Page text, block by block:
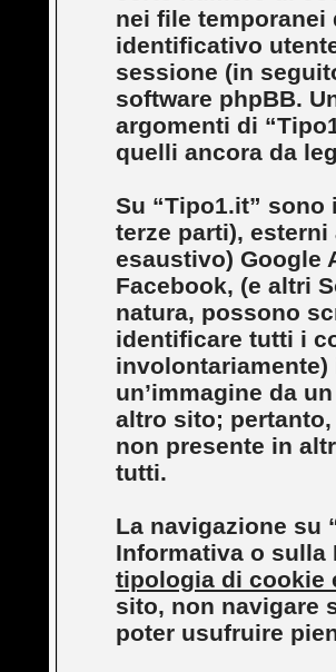
nei file temporanei
identificativo
sessione (in
software phpBB.
argomenti di
quelli ancora da
Su “Tipo1.it”
terze parti),
esaustivo) Google
Facebook, (e altri
natura, possono
identificare tutti i
un’immagine da
altro sito;
non presente in
tutti.
La navigazione su
Informativa o sulla
tipologia di cookie
sito, non navigare
poter usufruire